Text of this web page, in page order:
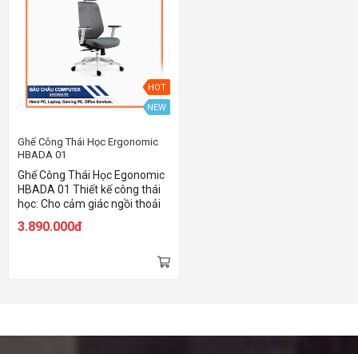
tựa đầu đều có thể tự do thay
đổi chiều cao 👉🏻 Tối ưu hoá
khả năng công thái học cho
mọi đối tượng Tay ghế 2D Phù
hợp cho người từ 1m6 - 1m85,
trọng lượng không quá 120kg
HOT
NEW
Ghế Công Thái Học Ergonomic
HBADA 01
Ghế Công Thái Học Egonomic
HBADA 01 Thiết kế công thái
học: Cho cảm giác ngồi thoải
bệnh về xương khớp & cột
nhập khẩu từ Mỹ: Độ bền & độ
Các chi tiết của ghế như bệ
3.890.000đ